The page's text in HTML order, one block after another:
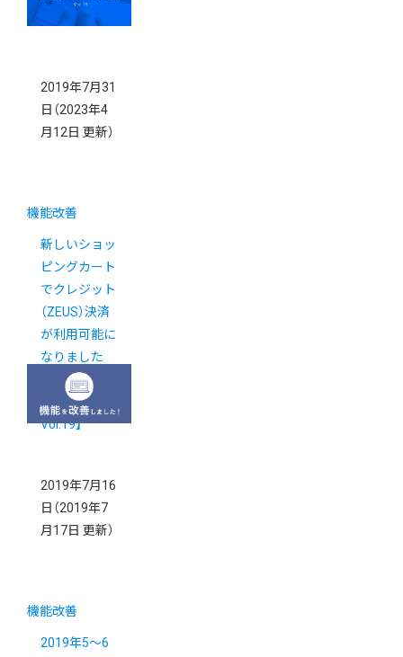
たします
2019年7月31
日 （2023年4
月12日 更新）
機能改善
新しいショッ
ピングカート
でクレジット
（ZEUS）決済
が利用可能に
なりました
【新カゴプロ
ジェクト通信
Vol.19】
2019年7月16
日 （2019年7
月17日 更新）
機能改善
2019年5～6